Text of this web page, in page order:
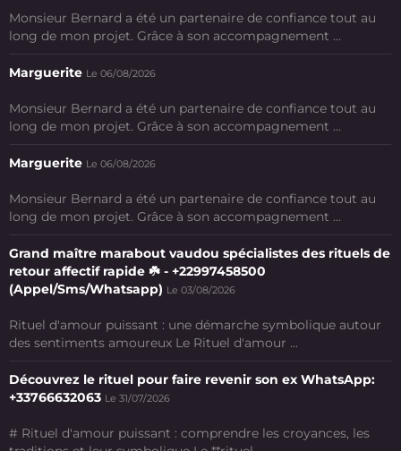
Monsieur Bernard a été un partenaire de confiance tout au
long de mon projet. Grâce à son accompagnement ...
Marguerite Le 06/08/2026
Monsieur Bernard a été un partenaire de confiance tout au
long de mon projet. Grâce à son accompagnement ...
Marguerite Le 06/08/2026
Monsieur Bernard a été un partenaire de confiance tout au
long de mon projet. Grâce à son accompagnement ...
Grand maître marabout vaudou spécialistes des rituels de
retour affectif rapide ☘️ - +22997458500
(Appel/Sms/Whatsapp) Le 03/08/2026
Rituel d'amour puissant : une démarche symbolique autour
des sentiments amoureux Le Rituel d'amour ...
Découvrez le rituel pour faire revenir son ex WhatsApp:
+33766632063 Le 31/07/2026
# Rituel d'amour puissant : comprendre les croyances, les